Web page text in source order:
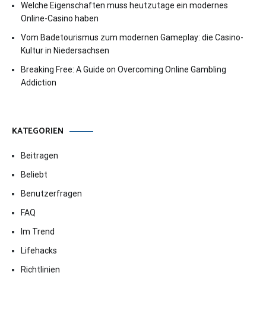
Welche Eigenschaften muss heutzutage ein modernes
Online-Casino haben
Vom Badetourismus zum modernen Gameplay: die Casino-
Kultur in Niedersachsen
Breaking Free: A Guide on Overcoming Online Gambling
Addiction
KATEGORIEN
Beitragen
Beliebt
Benutzerfragen
FAQ
Im Trend
Lifehacks
Richtlinien